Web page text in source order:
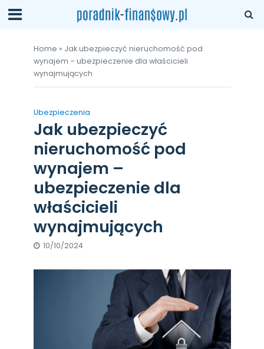
Home » Jak ubezpieczyć nieruchomość pod
wynajem – ubezpieczenie dla właścicieli
wynajmujących
Ubezpieczenia
Jak ubezpieczyć
nieruchomość pod
wynajem –
ubezpieczenie dla
właścicieli
wynajmujących
10/10/2024